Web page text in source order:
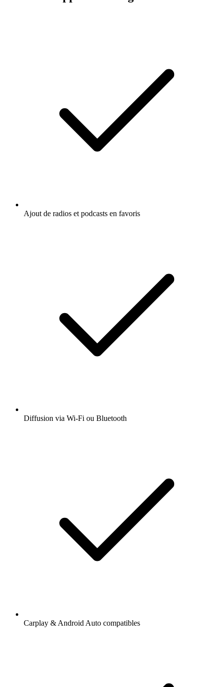
Ajout de radios et podcasts en favoris
Diffusion via Wi-Fi ou Bluetooth
Carplay & Android Auto compatibles